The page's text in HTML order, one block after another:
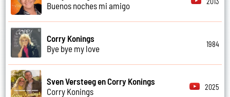
Buenos noches mi amigo
Corry Konings
Bye bye my love
1984
Sven Versteeg en Corry Konings
Corry Konings
2025